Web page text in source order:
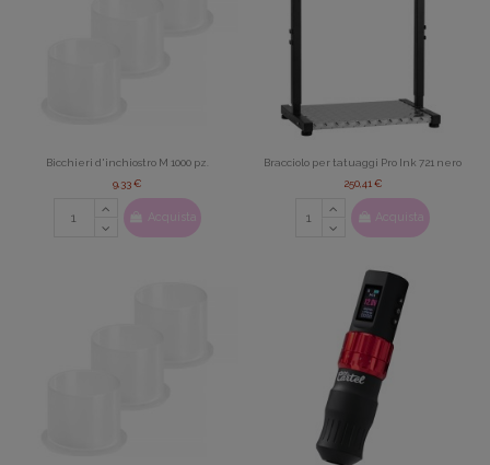
Bicchieri d'inchiostro M 1000 pz.
9,33 €
Acquista
Bracciolo per tatuaggi Pro Ink 721 nero
250,41 €
Acquista